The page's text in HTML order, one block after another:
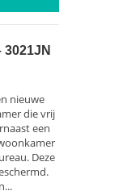
3021JN
nieuwe
die vrij
een
Deze